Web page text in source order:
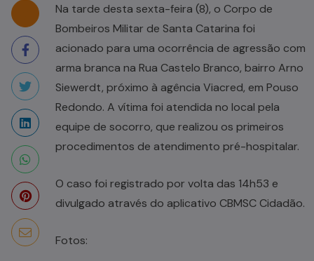
Na tarde desta sexta-feira (8), o Corpo de
Bombeiros Militar de Santa Catarina foi
acionado para uma ocorrência de agressão com
arma branca na Rua Castelo Branco, bairro Arno
Siewerdt, próximo à agência Viacred, em Pouso
Redondo. A vítima foi atendida no local pela
equipe de socorro, que realizou os primeiros
procedimentos de atendimento pré-hospitalar.
O caso foi registrado por volta das 14h53 e
divulgado através do aplicativo CBMSC Cidadão.
Fotos: